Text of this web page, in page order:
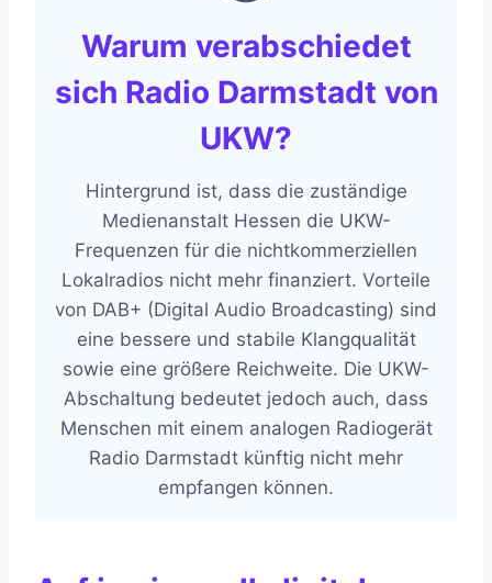
Warum verabschiedet
sich Radio Darmstadt von
UKW?
Hintergrund ist, dass die zuständige
Medienanstalt Hessen die UKW-
Frequenzen für die nichtkommerziellen
Lokalradios nicht mehr finanziert. Vorteile
von DAB+ (Digital Audio Broadcasting) sind
eine bessere und stabile Klangqualität
sowie eine größere Reichweite. Die UKW-
Abschaltung bedeutet jedoch auch, dass
Menschen mit einem analogen Radiogerät
Radio Darmstadt künftig nicht mehr
empfangen können.